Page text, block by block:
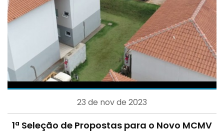
23 de nov de 2023
1ª Seleção de Propostas para o Novo MCMV